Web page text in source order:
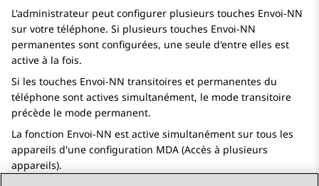
L'administrateur peut configurer plusieurs touches Envoi-NN
sur votre téléphone. Si plusieurs touches Envoi-NN
permanentes sont configurées, une seule d'entre elles est
active à la fois.
Si les touches Envoi-NN transitoires et permanentes du
téléphone sont actives simultanément, le mode transitoire
précède le mode permanent.
La fonction Envoi-NN est active simultanément sur tous les
appareils d'une configuration MDA (Accès à plusieurs
appareils).